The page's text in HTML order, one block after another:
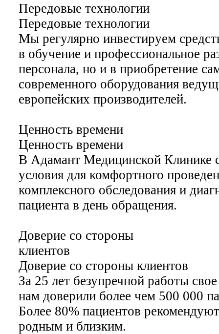
Передовые технологии
Передовые технологии
Мы регулярно инвестируем
в обучение и профессиональное
персонала, но и в приобретение
современного оборудования
европейских производителей.
Ценность времени
Ценность времени
В Адамант Медицинской Клинике
условия для комфортного
комплексного обследования и
пациента в день обращения.
Доверие со стороны
клиентов
Доверие со стороны клиентов
За 25 лет безупречной работы
нам доверили более чем 500 000
Более 80% пациентов
родным и близким.